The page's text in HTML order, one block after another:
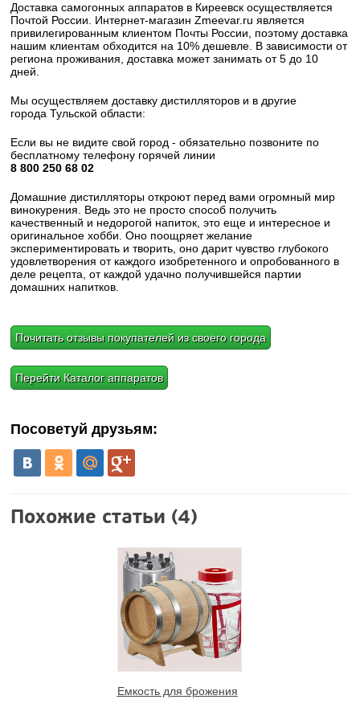
Доставка самогонных аппаратов в Киреевск осуществляется
Почтой России. Интернет-магазин Zmeevar.ru является
привилегированным клиентом Почты России, поэтому доставка
нашим клиентам обходится на 10% дешевле. В зависимости от
региона проживания, доставка может занимать от 5 до 10
дней.
Мы осуществляем доставку дистилляторов и в другие
города Тульской области:
Если вы не видите свой город - обязательно позвоните по
бесплатному телефону горячей линии
8 800 250 68 02​
Домашние дистилляторы откроют перед вами огромный мир
винокурения. Ведь это не просто способ получить
качественный и недорогой напиток, это еще и интересное и
оригинальное хобби. Оно поощряет желание
экспериментировать и творить, оно дарит чувство глубокого
удовлетворения от каждого изобретенного и опробованного в
деле рецепта, от каждой удачно получившейся партии
домашних напитков.
Почитать отзывы покупателей из своего города
Перейти Каталог аппаратов
Посоветуй друзьям:
Похожие статьи (4)
Емкость для брожения